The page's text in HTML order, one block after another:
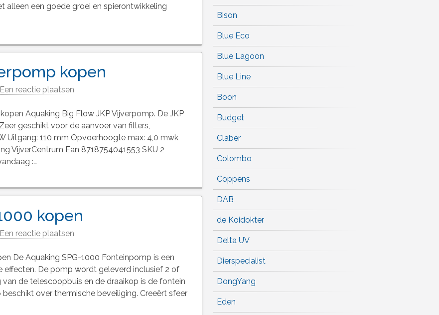
een goede groei en spierontwikkeling
kopen
Een reactie plaatsen
Aquaking Big Flow JKP Vijverpomp. De JKP
geschikt voor de aanvoer van filters,
Uitgang: 110 mm Opvoerhoogte max: 4,0 mwk
VijverCentrum Ean 8718754041553 SKU 2
:…
kopen
Een reactie plaatsen
De Aquaking SPG-1000 Fonteinpomp is een
De pomp wordt geleverd inclusief 2 of
de telescoopbuis en de draaikop is de fontein
over thermische beveiliging. Creeërt sfeer
Bison
Blue Eco
Blue Lagoon
Blue Line
Boon
Budget
Claber
Colombo
Coppens
DAB
de Koidokter
Delta UV
Dierspecialist
DongYang
Eden